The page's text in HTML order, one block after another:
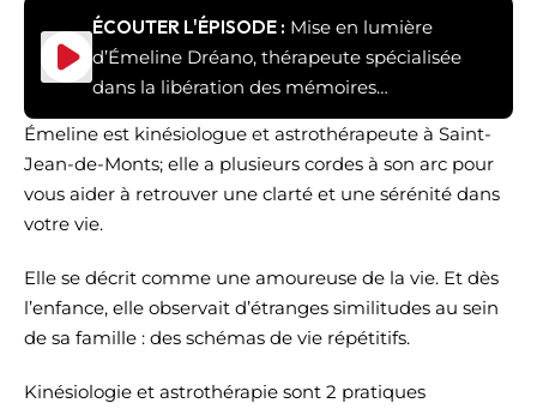
ÉCOUTER L'ÉPISODE : Mise en lumière
d’Émeline Dréano, thérapeute spécialisée
dans la libération des mémoires
émotionnelles et familiales
Émeline est kinésiologue et astrothérapeute à Saint-
Jean-de-Monts; elle a plusieurs cordes à son arc pour
vous aider à retrouver une clarté et une sérénité dans
votre vie.
Elle se décrit comme une amoureuse de la vie. Et dès
l’enfance, elle observait d’étranges similitudes au sein
de sa famille : des schémas de vie répétitifs.
Kinésiologie et astrothérapie sont 2 pratiques